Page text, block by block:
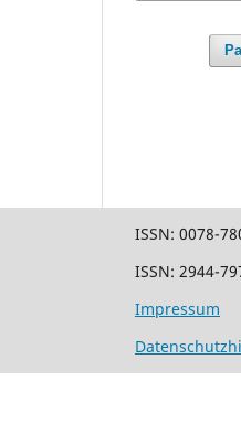
ISSN: 0078-
ISSN: 2944-
Impressum